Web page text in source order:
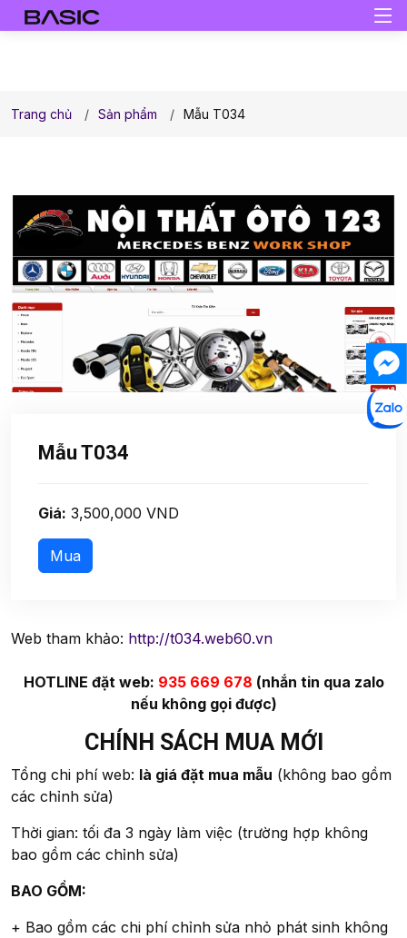
Trang chủ Sản phẩm Mẫu T034
Mẫu T034
Giá: 3,500,000 VND
Web tham khảo: http://t034.web60.vn
HOTLINE đặt web: 935 669 678 (nhắn tin qua zalo
nếu không gọi được)
CHÍNH SÁCH MUA MỚI
Tổng chi phí web: là giá đặt mua mẫu (không bao gồm
các chỉnh sửa)
Thời gian: tối đa 3 ngày làm việc (trường hợp không
bao gồm các chỉnh sửa)
BAO GỒM:
+ Bao gồm các chi phí chỉnh sửa nhỏ phát sinh không